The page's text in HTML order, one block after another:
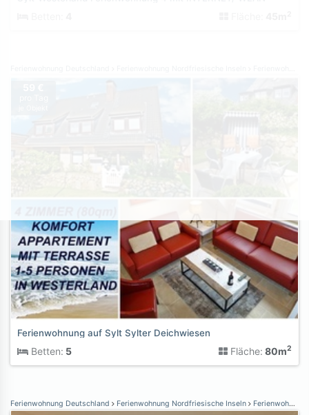
Ferienwohnung auf Sylt Sylter Deichwiesen
Betten: 5 Fläche: 80m2
Ferienwohnung Deutschland Ferienwohnung Nordfriesische Inseln Ferienwohnung Norddorf auf Amrum